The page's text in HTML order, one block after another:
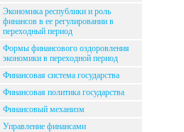
Экономика республики и роль
финансов в ее регулировании в
переходный период
Формы финансового оздоровления
экономики в переходной период
Финансовая система государства
Финансовая политика государства
Финансовый механизм
Управление финансами